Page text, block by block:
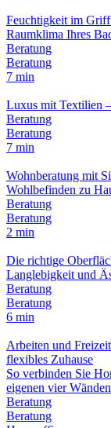
Feuchtigkeit im
Raumklima Ihres
Beratung
Beratung
7 min
Luxus mit Textilien
Beratung
Beratung
7 min
Wohnberatung mit
Wohlbefinden zu
Beratung
Beratung
2 min
Die richtige
Langlebigkeit und
Beratung
Beratung
6 min
Arbeiten und
flexibles Zuhause
So verbinden Sie
eigenen vier Wänden
Beratung
Beratung